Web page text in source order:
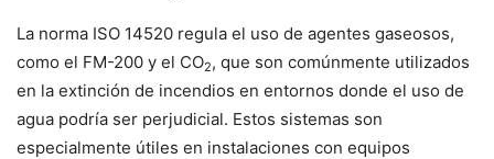
La norma ISO 14520 regula el uso de agentes gaseosos,
como el FM-200 y el CO2, que son comúnmente utilizados
en la extinción de incendios en entornos donde el uso de
agua podría ser perjudicial. Estos sistemas son
especialmente útiles en instalaciones con equipos